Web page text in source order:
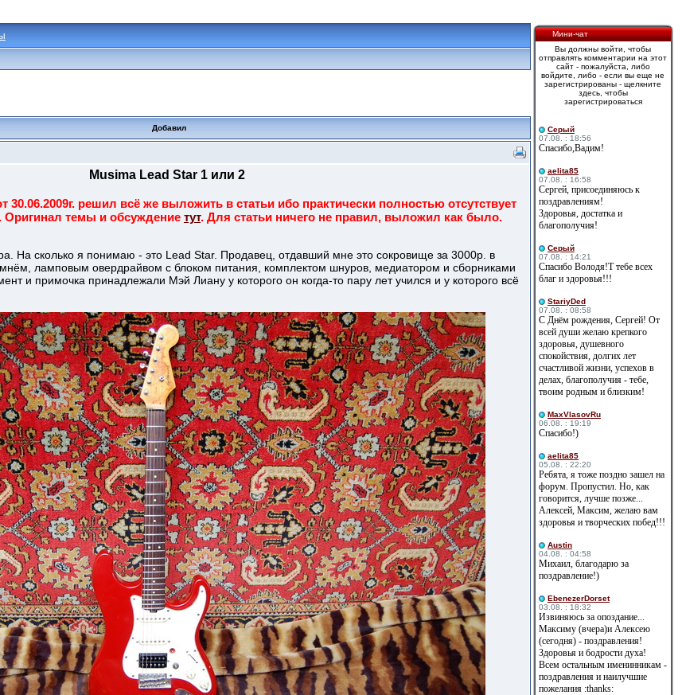
Добавил
Musima Lead Star 1 или 2
решил всё же выложить в статьи ибо практически полностью отсутствует
темы и обсуждение тут. Для статьи ничего не правил, выложил как было.
На сколько я понимаю - это Lead Star. Продавец, отдавший мне это сокровище за 3000р. в
ламповым овердрайвом с блоком питания, комплектом шнуров, медиатором и сборниками
и примочка принадлежали Мэй Лиану у которого он когда-то пару лет учился и у которого всё
Мини-чат
Вы должны войти, чтобы
отправлять комментарии на этот
сайт - пожалуйста, либо
войдите, либо - если вы еще не
зарегистрированы - щелкните
здесь, чтобы
зарегистрироваться
Cерый
07.08. : 18:56
Спасибо,Вадим!
aelita85
07.08. : 16:58
Сергей, присоединяюсь к
поздравлениям!
Здоровья, достатка и
благополучия!
Cерый
07.08. : 14:21
Спасибо Володя!Т тебе всех
благ и здоровья!!!
StariyDed
07.08. : 08:58
С Днём рождения, Сергей! От
всей души желаю крепкого
здоровья, душевного
спокойствия, долгих лет
счастливой жизни, успехов в
делах, благополучия - тебе,
твоим родным и близким!
MaxVlasovRu
06.08. : 19:19
Спасибо!)
aelita85
05.08. : 22:20
Ребята, я тоже поздно зашел на
форум. Пропустил. Но, как
говорится, лучше позже...
Алексей, Максим, желаю вам
здоровья и творческих побед!!!
Austin
04.08. : 04:58
Михаил, благодарю за
поздравление!)
EbenezerDorset
03.08. : 18:32
Извиняюсь за опоздание...
Максиму (вчера)и Алексею
(сегодня) - поздравления!
Здоровья и бодрости духа!
Всем остальным именинникам -
поздравления и наилучшие
пожелания :thanks: